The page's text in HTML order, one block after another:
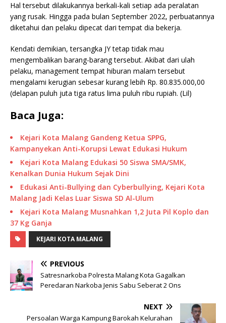
Hal tersebut dilakukannya berkali-kali setiap ada peralatan
yang rusak. Hingga pada bulan September 2022, perbuatannya
diketahui dan pelaku dipecat dari tempat dia bekerja.
Kendati demikian, tersangka JY tetap tidak mau
mengembalikan barang-barang tersebut. Akibat dari ulah
pelaku, management tempat hiburan malam tersebut
mengalami kerugian sebesar kurang lebih Rp. 80.835.000,00
(delapan puluh juta tiga ratus lima puluh ribu rupiah. (Lil)
Baca Juga:
Kejari Kota Malang Gandeng Ketua SPPG,
Kampanyekan Anti-Korupsi Lewat Edukasi Hukum
Kejari Kota Malang Edukasi 50 Siswa SMA/SMK,
Kenalkan Dunia Hukum Sejak Dini
Edukasi Anti-Bullying dan Cyberbullying, Kejari Kota
Malang Jadi Kelas Luar Siswa SD Al-Ulum
Kejari Kota Malang Musnahkan 1,2 Juta Pil Koplo dan
37 Kg Ganja
KEJARI KOTA MALANG
PREVIOUS
Satresnarkoba Polresta Malang Kota Gagalkan
Peredaran Narkoba Jenis Sabu Seberat 2 Ons
NEXT
Persoalan Warga Kampung Barokah Kelurahan